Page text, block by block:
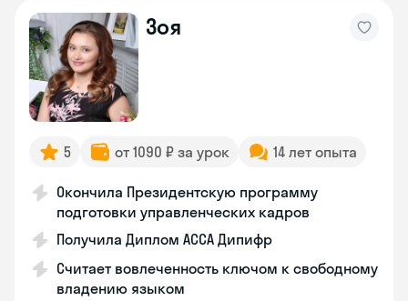
Зоя
5 от 1090 ₽ за урок 14 лет опыта
Окончила Президентскую программу
подготовки управленческих кадров
Получила Диплом АССА Дипифр
Считает вовлеченность ключом к свободному
владению языком